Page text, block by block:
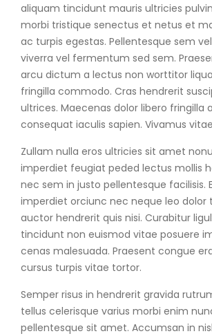
aliquam tincidunt mauris ultricies
morbi tristique senectus et netus et
ac turpis egestas. Pellentesque sem
viverra vel fermentum sed sem.
arcu dictum a lectus non worttitor
fringilla commodo. Cras hendrerit
ultrices. Maecenas dolor libero fringilla
consequat iaculis sapien. Vivamus
Zullam nulla eros ultricies sit amet
imperdiet feugiat peded lectus mollis
nec sem in justo pellentesque facilisis.
imperdiet orciunc nec neque leo dolor
auctor hendrerit quis nisi. Curabitur
tincidunt non euismod vitae posuere
cenas malesuada. Praesent congue
cursus turpis vitae tortor.
Semper risus in hendrerit gravida
tellus celerisque varius morbi enim
pellentesque sit amet. Accumsan in